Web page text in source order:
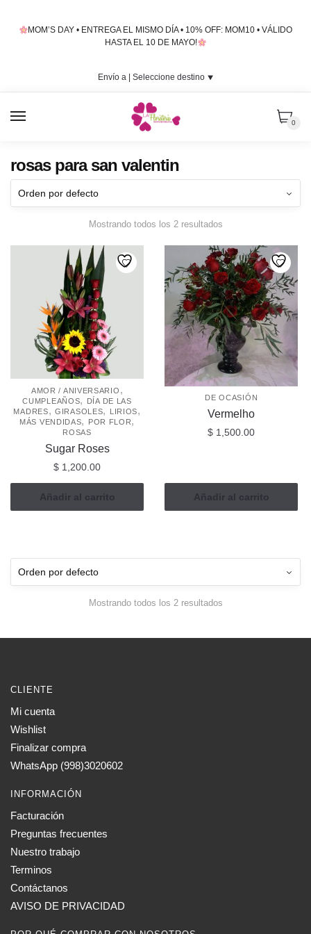
MOM’S DAY • ENTREGA EL MISMO DÍA • 10% OFF: MOM10 • VÁLIDO
HASTA EL 10 DE MAYO!
Envío a | Seleccione destino⯆
0
rosas para san valentin
Mostrando todos los 2 resultados
AMOR / ANIVERSARIO ,
CUMPLEAÑOS,
DÍA DE LAS
MADRES,GIRASOLES, LIRIOS,
MÁS VENDIDAS, POR FLOR,
ROSAS
Sugar Roses
$ 1,200.00
Añadir al carrito
DE OCASIÓN
Vermelho
$ 1,500.00
Añadir al carrito
Mostrando todos los 2 resultados
CLIENTE
Mi cuenta
Wishlist
Finalizar compra
WhatsApp (998)3020602
INFORMACIÓN
Facturación
Preguntas frecuentes
Nuestro trabajo
Terminos
Contáctanos
AVISO DE PRIVACIDAD